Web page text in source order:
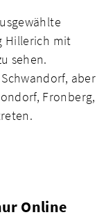
Hillerich mit
sehen.
aber
Fronberg,
Online